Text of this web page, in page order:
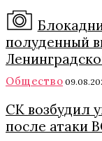
полуденный
Общество
СК возбудил
после атаки